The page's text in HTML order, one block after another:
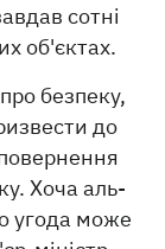
сотні
об'єктах.
безпеку,
до
Хоча аль-
угода може